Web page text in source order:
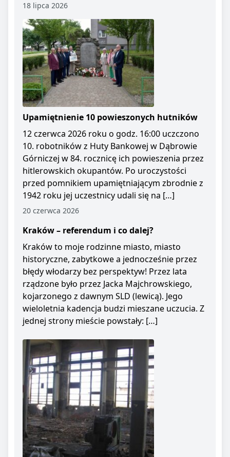
18 lipca 2026
Upamiętnienie 10 powieszonych hutników
12 czerwca 2026 roku o godz. 16:00 uczczono
10. robotników z Huty Bankowej w Dąbrowie
Górniczej w 84. rocznicę ich powieszenia przez
hitlerowskich okupantów. Po uroczystości
przed pomnikiem upamiętniającym zbrodnie z
1942 roku jej uczestnicy udali się na […]
20 czerwca 2026
Kraków – referendum i co dalej?
Kraków to moje rodzinne miasto, miasto
historyczne, zabytkowe a jednocześnie przez
błędy włodarzy bez perspektyw! Przez lata
rządzone było przez Jacka Majchrowskiego,
kojarzonego z dawnym SLD (lewicą). Jego
wieloletnia kadencja budzi mieszane uczucia. Z
jednej strony mieście powstały: […]